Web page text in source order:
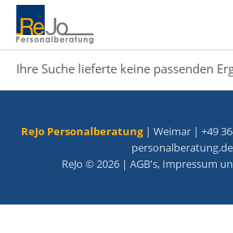
Ihre Suche lieferte keine passenden
ReJo Personalberatung| Weimar | +49
personalberatung.de
ReJo © 2026 | AGB's, Impressum